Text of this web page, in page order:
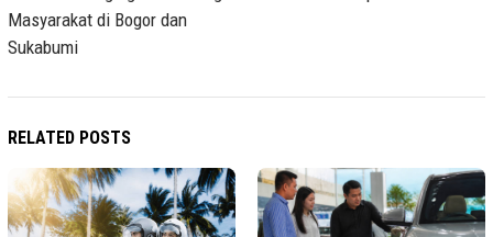
Masyarakat di Bogor dan
Sukabumi
RELATED POSTS